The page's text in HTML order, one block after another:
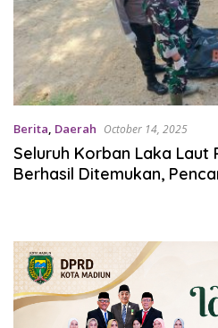
Berita, Daerah October 14, 2025
Seluruh Korban Laka Laut
Berhasil Ditemukan,